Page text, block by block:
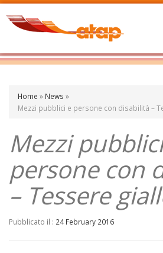
Home » News »
Mezzi pubblici e persone con disabilità –
Mezzi
persone con
– Tessere
Pubblicato il : 24 February 2016